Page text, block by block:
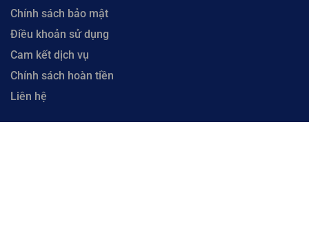
Chính sách bảo mật
Điều khoản sử dụng
Cam kết dịch vụ
Chính sách hoàn tiền
Liên hệ